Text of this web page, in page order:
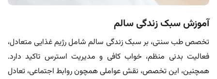
آموزش سبک زندگی سالم
تخصص طب سنتی، بر سبک زندگی سالم شامل رژیم غذایی متعادل،
فعالیت بدنی منظم، خواب کافی و مدیریت استرس تاکید دارد.
همچنین، این تخصص، نقش عواملی همچون روابط اجتماعی، تعادل